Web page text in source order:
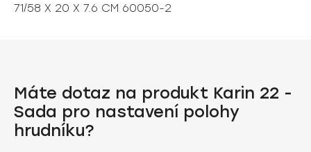
71/58 X 20 X 7.6 CM 60050-2
Máte dotaz na produkt Karin 22 -
Sada pro nastavení polohy
hrudníku?